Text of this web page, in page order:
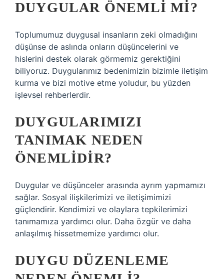
DUYGULAR ÖNEMLI MI?
Toplumumuz duygusal insanların zeki olmadığını
düşünse de aslında onların düşüncelerini ve
hislerini destek olarak görmemiz gerektiğini
biliyoruz. Duygularımız bedenimizin bizimle iletişim
kurma ve bizi motive etme yoludur, bu yüzden
işlevsel rehberlerdir.
DUYGULARIMIZI
TANIMAK NEDEN
ÖNEMLIDIR?
Duygular ve düşünceler arasında ayrım yapmamızı
sağlar. Sosyal ilişkilerimizi ve iletişimimizi
güçlendirir. Kendimizi ve olaylara tepkilerimizi
tanımamıza yardımcı olur. Daha özgür ve daha
anlaşılmış hissetmemize yardımcı olur.
DUYGU DÜZENLEME